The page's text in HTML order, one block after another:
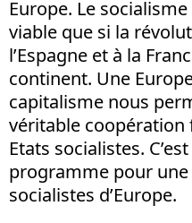
Europe. Le
viable que si la
l’Espagne et à la
continent. Une
capitalisme nous
véritable coopération
Etats socialistes.
programme pour une
socialistes d’Europe.